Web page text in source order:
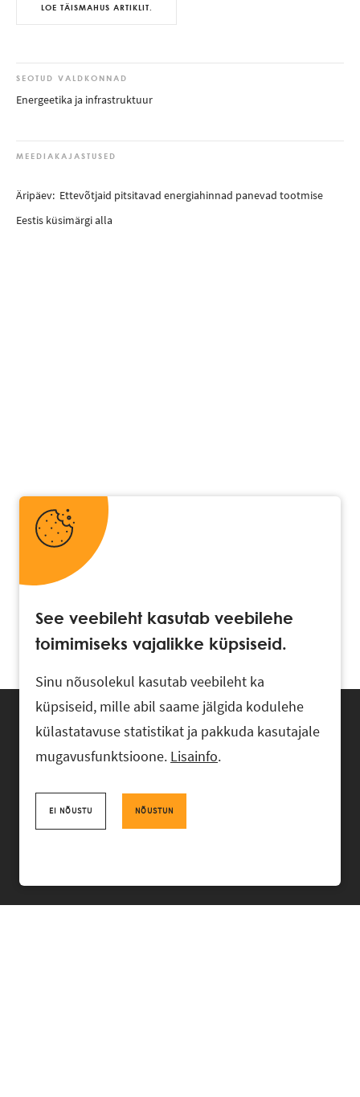
LOE TÄISMAHUS ARTIKLIT.
SEOTUD VALDKONNAD
Energeetika ja infrastruktuur
MEEDIAKAJASTUSED
Äripäev: Ettevõtjaid pitsitavad energiahinnad panevad tootmise
Eestis küsimärgi alla
+372 618 0820,rask@rask.ee
See veebileht kasutab veebilehe
toimimiseks vajalikke küpsiseid.
Sinu nõusolekul kasutab veebileht ka
küpsiseid, mille abil saame jälgida kodulehe
külastatavuse statistikat ja pakkuda kasutajale
mugavusfunktsioone. Lisainfo.
EI NÕUSTU NÕUSTUN